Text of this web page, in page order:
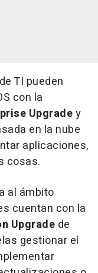
TI pueden
con la
Upgradey
en la nube
aplicaciones,
cosas.
al ámbito
cuentan con la
Upgrade de
gestionar el